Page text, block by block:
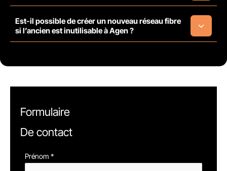
Est-il possible de créer un nouveau réseau fibre
si l’ancien est inutilisable à Agen ?
Formulaire
De contact
Formulaire
Prénom *